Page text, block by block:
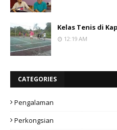
Kelas Tenis di
12:19 AM
CATEGORIES
Pengalaman
Perkongsian